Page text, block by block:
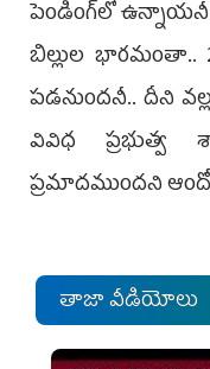
పెండింగ్‌లో ఉన్నాయనీ
బిల్లుల భారమంతా..
పడనుందనీ.. దీని
వివిధ ప్రభుత్వ
ప్రమాదముందని
తాజా వీడియోలు